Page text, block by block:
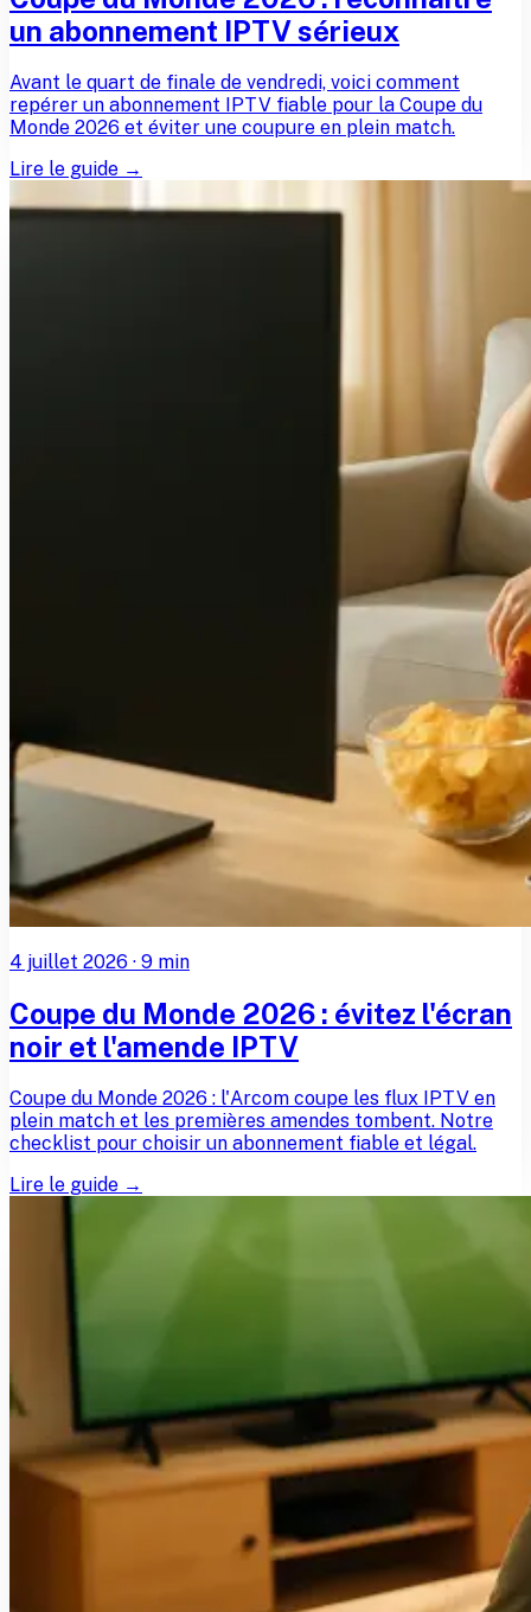
un abonnement IPTV sérieux
Avant le quart de finale de vendredi, voici comment
repérer un abonnement IPTV fiable pour la Coupe du
Monde 2026 et éviter une coupure en plein match.
Lire le guide →
4 juillet 2026 · 9 min
Coupe du Monde 2026 : évitez l'écran
noir et l'amende IPTV
Coupe du Monde 2026 : l'Arcom coupe les flux IPTV en
plein match et les premières amendes tombent. Notre
checklist pour choisir un abonnement fiable et légal.
Lire le guide →